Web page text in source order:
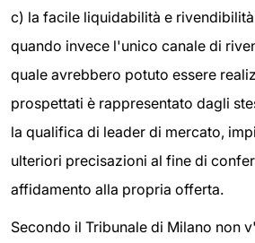
c) la facile liquidabilità e
quando invece l'unico canale di
quale avrebbero potuto essere
prospettati è rappresentato dagli
la qualifica di leader di mercato,
ulteriori precisazioni al fine di
affidamento alla propria offerta.
Secondo il Tribunale di Milano non